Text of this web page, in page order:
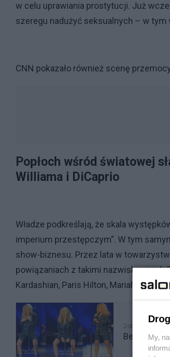
w celu uprawiania prostytucji. Już
szeregu nadużyć seksualnych – w tym
CNN pokazało również scenę
Popłoch wśród światowej
Williama i DiCaprio
Władze podkreślają, że skala
imperium przestępczym”. W tym
show-biznesu. Przez lata w
powiązaniach z takimi nazwiskami, jak
Kardashian, Paris Hilton, Mariah Carey,
Zobacz także
Beata My,